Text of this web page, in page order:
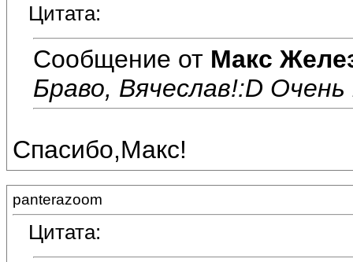
Цитата:
Сообщение от Макс
Браво, Вячеслав!:D
Спасибо,Макс!
panterazoom
Цитата: